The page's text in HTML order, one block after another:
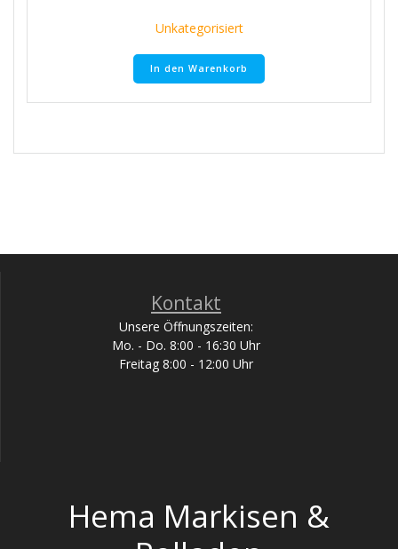
Unkategorisiert
In den Warenkorb
Kontakt
Unsere Öffnungszeiten:
Mo. - Do. 8:00 - 16:30 Uhr
Freitag 8:00 - 12:00 Uhr
Hema Markisen &